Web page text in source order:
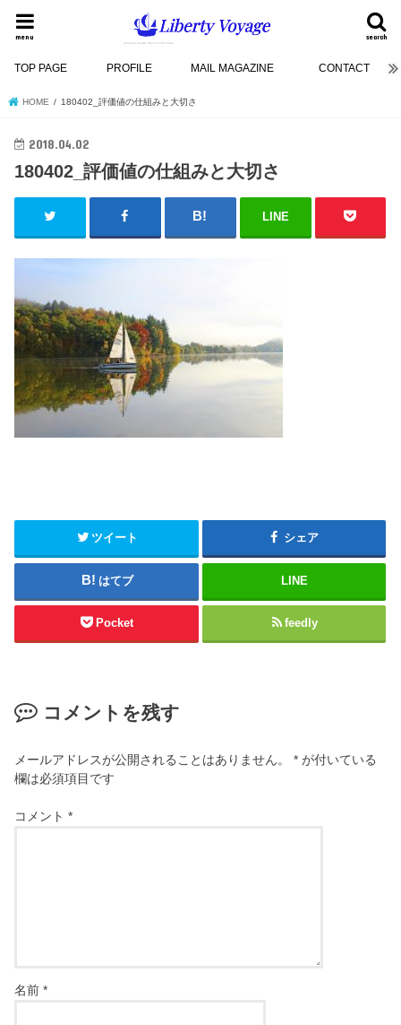
search
menu
TOP PAGE PROFILE MAIL MAGAZINE CONTACT
HOME 180402_評価値の仕組みと大切さ
2018.04.02
180402_評価値の仕組みと大切さ
LINE
ツイート シェア
はてブ LINE
Pocket feedly
コメントを残す
メールアドレスが公開されることはありません。 * が付いている
欄は必須項目です
コメント*
名前*